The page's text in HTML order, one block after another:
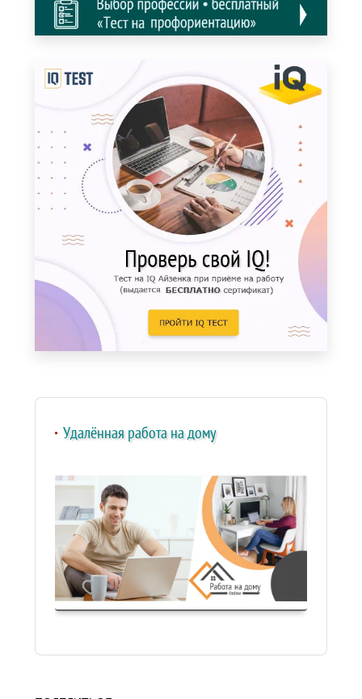
Удалённая работа на дому